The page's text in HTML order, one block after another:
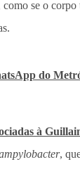
se o
do
à
,